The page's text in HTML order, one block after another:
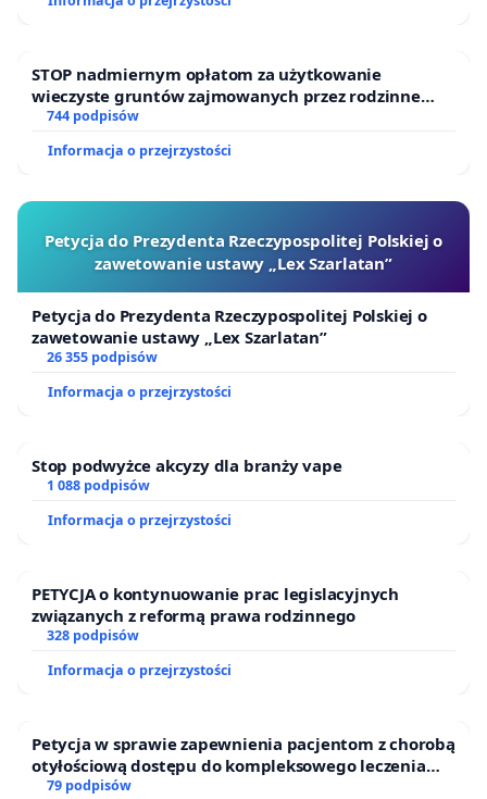
STOP nadmiernym opłatom za użytkowanie
wieczyste gruntów zajmowanych przez rodzinne
ogrody działkowe.
744 podpisów
Informacja o przejrzystości
Petycja do Prezydenta Rzeczypospolitej Polskiej o
zawetowanie ustawy „Lex Szarlatan”
Petycja do Prezydenta Rzeczypospolitej Polskiej o
zawetowanie ustawy „Lex Szarlatan”
26 355 podpisów
Informacja o przejrzystości
Stop podwyżce akcyzy dla branży vape
1 088 podpisów
Informacja o przejrzystości
PETYCJA o kontynuowanie prac legislacyjnych
związanych z reformą prawa rodzinnego
328 podpisów
Informacja o przejrzystości
Petycja w sprawie zapewnienia pacjentom z chorobą
otyłościową dostępu do kompleksowego leczenia
oraz programów profilaktycznych.
79 podpisów